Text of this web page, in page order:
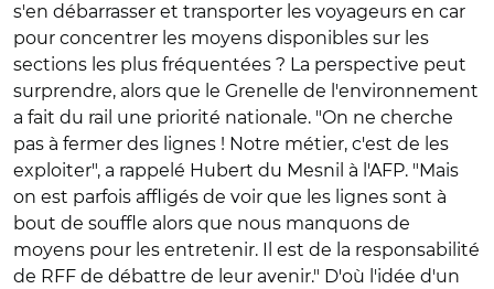
s'en débarrasser et transporter les voyageurs en car
pour concentrer les moyens disponibles sur les
sections les plus fréquentées ? La perspective peut
surprendre, alors que le Grenelle de l'environnement
a fait du rail une priorité nationale. "On ne cherche
pas à fermer des lignes ! Notre métier, c'est de les
exploiter", a rappelé Hubert du Mesnil à l'AFP. "Mais
on est parfois affligés de voir que les lignes sont à
bout de souffle alors que nous manquons de
moyens pour les entretenir. Il est de la responsabilité
de RFF de débattre de leur avenir." D'où l'idée d'un